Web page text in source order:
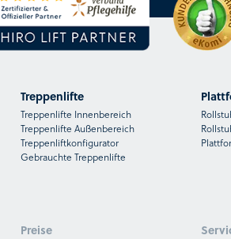
Treppenlifte
Treppenlifte Innenbereich
Treppenlifte Außenbereich
Treppenliftkonfigurator
Gebrauchte Treppenlifte
Preise